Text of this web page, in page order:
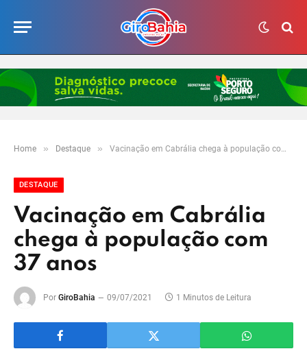
Home » Destaque » Vacinação em Cabrália chega à população com 37 anos
DESTAQUE
Vacinação em Cabrália
chega à população com
37 anos
Por GiroBahia 09/07/2021 1 Minutos de Leitura